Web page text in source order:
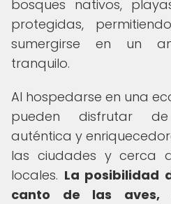
bosques nativos,
protegidas,
sumergirse en un
tranquilo.
Al hospedarse en una
pueden disfrutar
auténtica y
las ciudades y cerca
locales. La posibilidad
canto de las aves,